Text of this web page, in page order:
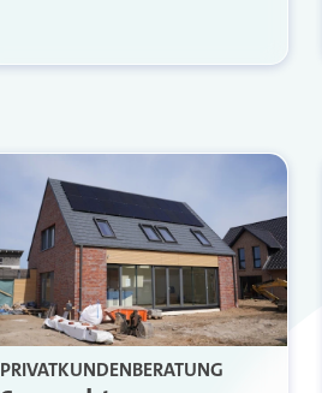
PRIVATKUNDENBERATUNG